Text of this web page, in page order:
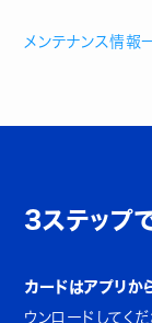
メンテナンス情報
3ステップ
カードはアプリか
ウンロードしてくだ